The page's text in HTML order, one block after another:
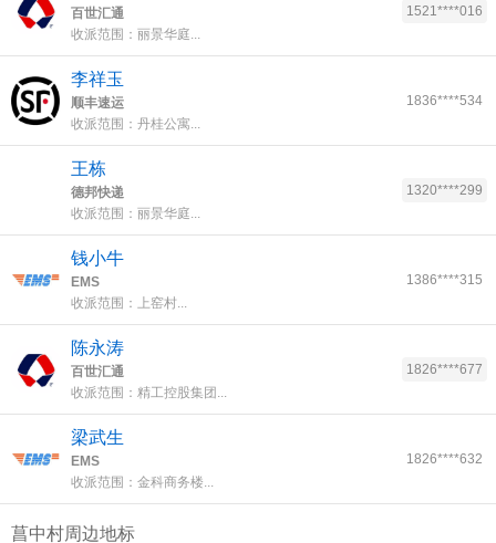
百世汇通
收派范围：丽景华庭...
1521****016
李祥玉
顺丰速运
收派范围：丹桂公寓...
1836****534
王栋
德邦快递
收派范围：丽景华庭...
1320****299
钱小牛
EMS
收派范围：上窑村...
1386****315
陈永涛
百世汇通
收派范围：精工控股集团...
1826****677
梁武生
EMS
收派范围：金科商务楼...
1826****632
菖中村周边地标